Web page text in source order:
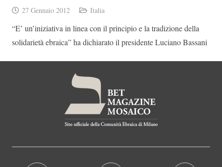
27 Gennaio 2012 Italia
“E’ un’iniziativa in linea con il principio e la tradizione della
solidarietà ebraica” ha dichiarato il presidente Luciano Bassani